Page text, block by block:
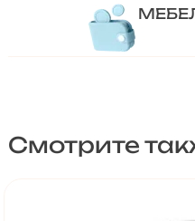
Смотрите